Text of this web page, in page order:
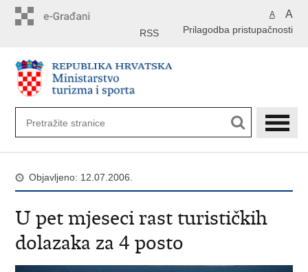
A A
Prilagodba pristupačnosti
RSS
Objavljeno: 12.07.2006.
U pet mjeseci rast turističkih
dolazaka za 4 posto